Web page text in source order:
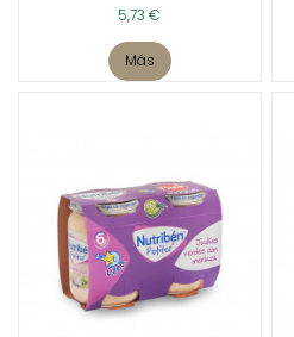
5,73 €
Más